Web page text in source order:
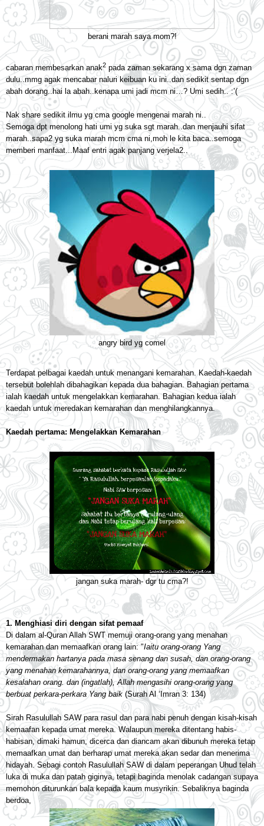
berani marah saya mom?!
cabaran membesarkan anak2 pada zaman sekarang x sama dgn zaman
dulu..mmg agak mencabar naluri keibuan ku ini..dan sedikit sentap dgn
abah dorang..hai la abah..kenapa umi jadi mcm ni…? Umi sedih.. :’(
Nak share sedikit ilmu yg cma google mengenai marah ni..
Semoga dpt menolong hati umi yg suka sgt marah..dan menjauhi sifat
marah..sapa2 yg suka marah mcm cma ni,moh le kita baca..semoga
memberi manfaat...Maaf entri agak panjang verjela2..
angry bird yg comel
Terdapat pelbagai kaedah untuk menangani kemarahan. Kaedah-kaedah
tersebut bolehlah dibahagikan kepada dua bahagian. Bahagian pertama
ialah kaedah untuk mengelakkan kemarahan. Bahagian kedua ialah
kaedah untuk meredakan kemarahan dan menghilangkannya.
Kaedah pertama: Mengelakkan Kemarahan
jangan suka marah- dgr tu cma?!
1. Menghiasi diri dengan sifat pemaaf
Di dalam al-Quran Allah SWT memuji orang-orang yang menahan
kemarahan dan memaafkan orang lain: "Iaitu orang-orang Yang
mendermakan hartanya pada masa senang dan susah, dan orang-orang
yang menahan kemarahannya, dan orang-orang yang memaafkan
kesalahan orang. dan (ingatlah), Allah mengasihi orang-orang yang
berbuat perkara-perkara Yang baik (Surah Al ‘Imran 3: 134)
Sirah Rasulullah SAW para rasul dan para nabi penuh dengan kisah-kisah
kemaafan kepada umat mereka. Walaupun mereka ditentang habis-
habisan, dimaki hamun, dicerca dan diancam akan dibunuh mereka tetap
memaafkan umat dan berharap umat mereka akan sedar dan menerima
hidayah. Sebagi contoh Rasulullah SAW di dalam peperangan Uhud telah
luka di muka dan patah giginya, tetapi baginda menolak cadangan supaya
memohon diturunkan bala kepada kaum musyrikin. Sebaliknya baginda
berdoa,